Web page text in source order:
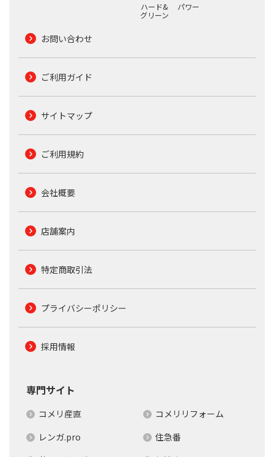
ハード&
グリーン
パワー
お問い合わせ
ご利用ガイド
サイトマップ
ご利用規約
会社概要
店舗案内
特定商取引法
プライバシーポリシー
採用情報
専門サイト
コメリ産直
コメリリフォーム
レンガ.pro
住急番